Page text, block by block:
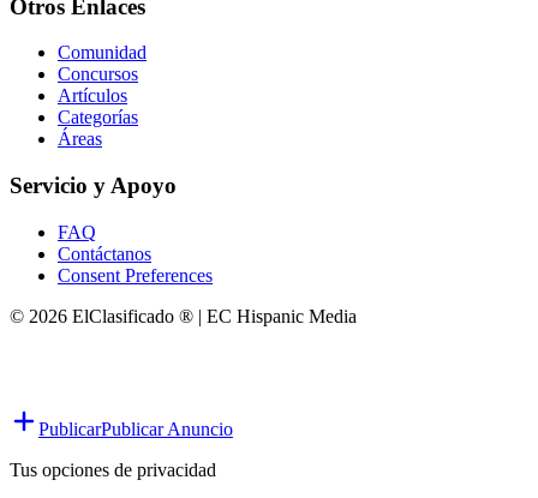
Otros Enlaces
Comunidad
Concursos
Artículos
Categorías
Áreas
Servicio y Apoyo
FAQ
Contáctanos
Consent Preferences
© 2026 ElClasificado ® | EC Hispanic Media
PublicarPublicar Anuncio
Tus opciones de privacidad